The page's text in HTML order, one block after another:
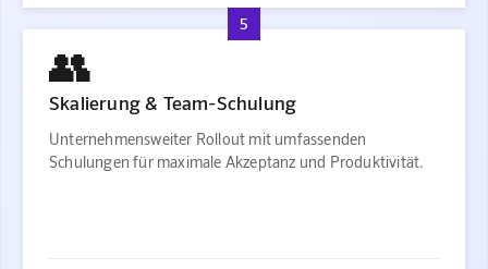
5
👥
Skalierung & Team-Schulung
Unternehmensweiter Rollout mit umfassenden
Schulungen für maximale Akzeptanz und Produktivität.